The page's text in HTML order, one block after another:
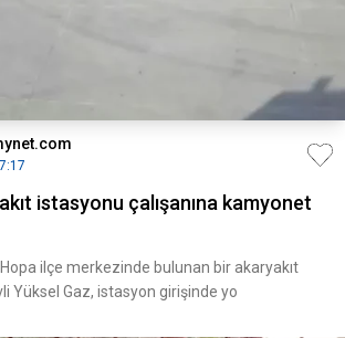
istasyonu çalışanına kamyonet
ilçe merkezinde bulunan bir akaryakıt
Yüksel Gaz, istasyon girişinde yo